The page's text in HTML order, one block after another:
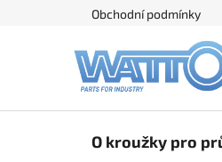
Obchodní podmínky
O kroužky pro